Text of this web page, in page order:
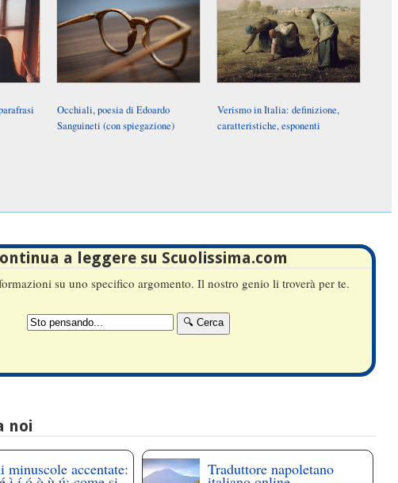
Occhiali, poesia di Edoardo
Sanguineti (con spiegazione)
Verismo in Italia: definizione,
caratteristiche, esponenti
a leggere su Scuolissima.com
su uno specifico argomento. Il nostro genio li troverà per te.
noi
minuscole accentate: Traduttore napoletano